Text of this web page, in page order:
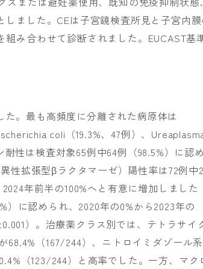
ました。CEは子宮鏡検査所見と子宮内
み合わせて診断されました。EUCAST基
。最も高頻度に分離された病原体は
coli（19.3%、47例）、
性は検査対象65例中64例（98.5%）に認
性拡張型βラクタマーゼ）陽性率は72例中
年前半の100%へと有意に増加しました
）に認められ、2020年の0%から2023年の
）。治療薬クラス別では、テトラサイ
68.4%（167/244）、ニトロイミダゾール系
（123/244）と高率でした。一方、マク